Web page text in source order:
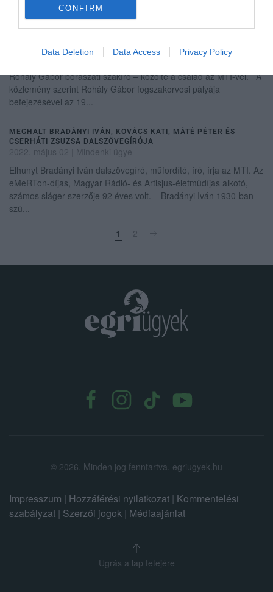
CONFIRM
Data Deletion Data Access Privacy Policy
Mindenki ügye
Rohály Gábor borászati szakíró – közölte a család az MTI-vel. A
közlemény szerint Rohály Gábor fogszakorvosi pályája
befejezésével az 19...
MEGHALT BRADÁNYI IVÁN, KOVÁCS KATI, MÁTÉ PÉTER ÉS
CSERHÁTI ZSUZSA DALSZÖVEGÍRÓJA
2022. május 02
Mindenki ügye
Elhunyt Bradányi Iván dalszövegíró, műfordító, író, írja az MTI. Az
eMeRTon-díjas, Magyar Rádió- és Artisjus-életműdíjas alkotó,
számos sláger szerzője 92 éves volt. Bradányi Iván 1930-ban
szü...
1 2
© 2026. Minden jog fenntartva. egriugyek.hu
Impresszum | Hozzáférési nyilatkozat | Kommentelési
szabályzat | Szerzői jogok | Médiaajánlat
Ugrás a lap tetejére